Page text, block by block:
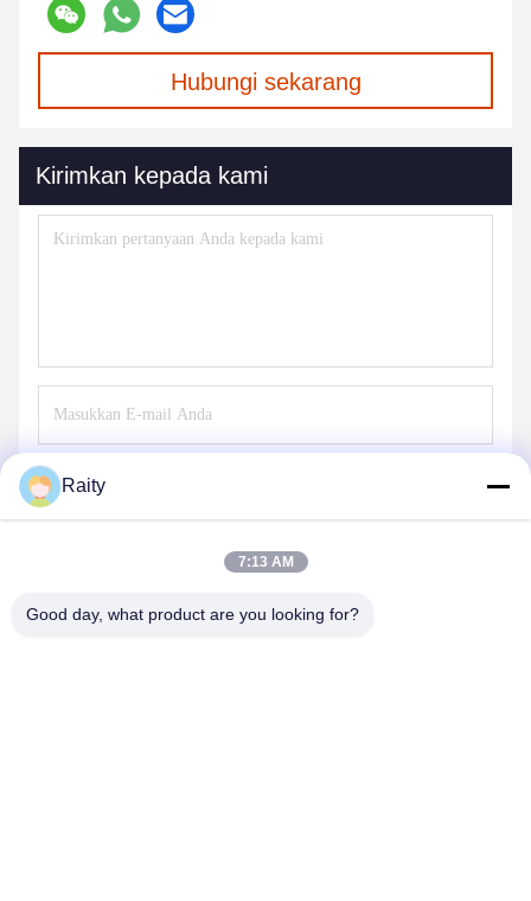
Hubungi sekarang
Kirimkan kepada kami
Raity
7:13 AM
Good day, what product are you looking for?